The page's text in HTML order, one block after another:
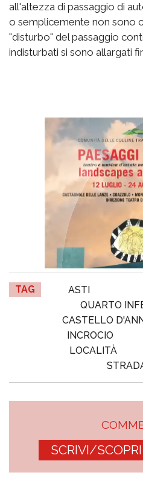
all'altezza di passaggio di
o semplicemente non sono
"disturbo" del passaggio
indisturbati si sono allargati
TAG ASTI
QUARTO
CASTELLO
INCROCIO
LOCALITÀ
SCRIVI/